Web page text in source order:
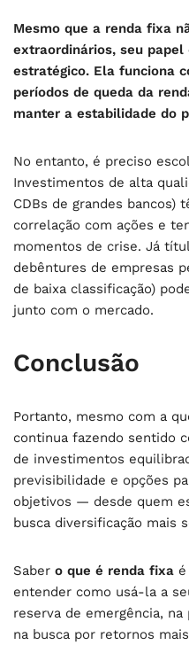
Mesmo que a renda fixa
extraordinários, seu
estratégico. Ela funciona
períodos de queda da
manter a estabilidade do
No entanto, é preciso
Investimentos de alta
CDBs de grandes bancos)
correlação com ações e
momentos de crise. Já
debêntures de empresas
de baixa classificação)
junto com o mercado.
Conclusão
Portanto, mesmo com a
continua fazendo sentido
de investimentos
previsibilidade e opções
objetivos — desde quem
busca diversificação mais
Saber o que é renda fixa
entender como usá-la a
reserva de emergência,
na busca por retornos